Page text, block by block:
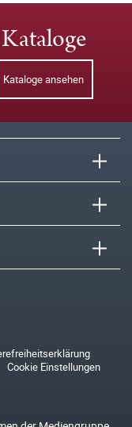
Kataloge
Kataloge ansehen
Cookie Einstellungen